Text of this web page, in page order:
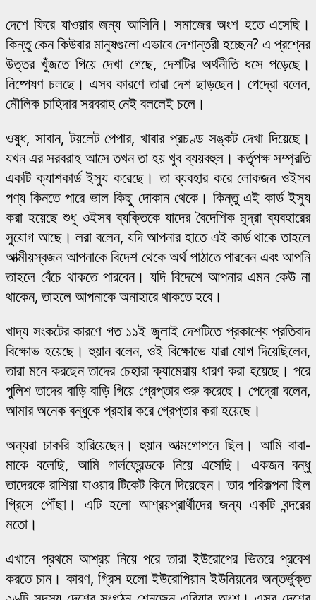
দেশে ফিরে যাওয়ার জন্য আসিনি। সমাজের অংশ হতে এসেছি।
কিন্তু কেন কিউবার মানুষগুলো এভাবে দেশান্তরী হচ্ছেন? এ প্রশ্নের
উত্তর খুঁজতে গিয়ে দেখা গেছে, দেশটির অর্থনীতি ধসে পড়েছে।
নিষ্পেষণ চলছে। এসব কারণে তারা দেশ ছাড়ছেন। পেদ্রো বলেন,
মৌলিক চাহিদার সরবরাহ নেই বললেই চলে।
ওষুধ, সাবান, টয়লেট পেপার, খাবার প্রচণ্ড সঙ্কট দেখা দিয়েছে।
যখন এর সরবরাহ আসে তখন তা হয় খুব ব্যয়বহুল। কর্তৃপক্ষ সম্প্রতি
একটি ক্যাশকার্ড ইস্যু করেছে। তা ব্যবহার করে লোকজন ওইসব
পণ্য কিনতে পারে ভাল কিছু দোকান থেকে। কিন্তু এই কার্ড ইস্যু
করা হয়েছে শুধু ওইসব ব্যক্তিকে যাদের বৈদেশিক মুদ্রা ব্যবহারের
সুযোগ আছে। লরা বলেন, যদি আপনার হাতে এই কার্ড থাকে তাহলে
আত্মীয়স্বজন আপনাকে বিদেশ থেকে অর্থ পাঠাতে পারবেন এবং আপনি
তাহলে বেঁচে থাকতে পারবেন। যদি বিদেশে আপনার এমন কেউ না
থাকেন, তাহলে আপনাকে অনাহারে থাকতে হবে।
খাদ্য সংকটের কারণে গত ১১ই জুলাই দেশটিতে প্রকাশ্যে প্রতিবাদ
বিক্ষোভ হয়েছে। হুয়ান বলেন, ওই বিক্ষোভে যারা যোগ দিয়েছিলেন,
তারা মনে করছেন তাদের চেহারা ক্যামেরায় ধারণ করা হয়েছে। পরে
পুলিশ তাদের বাড়ি বাড়ি গিয়ে গ্রেপ্তার শুরু করেছে। পেদ্রো বলেন,
আমার অনেক বন্ধুকে প্রহার করে গ্রেপ্তার করা হয়েছে।
অন্যরা চাকরি হারিয়েছেন। হুয়ান আত্মগোপনে ছিল। আমি বাবা-
মাকে বলেছি, আমি গার্লফ্রেন্ডকে নিয়ে এসেছি। একজন বন্ধু
তাদেরকে রাশিয়া যাওয়ার টিকেট কিনে দিয়েছেন। তার পরিকল্পনা ছিল
গ্রিসে পৌঁছা। এটি হলো আশ্রয়প্রার্থীদের জন্য একটি বন্দরের
মতো।
এখানে প্রথমে আশ্রয় নিয়ে পরে তারা ইউরোপের ভিতরে প্রবেশ
করতে চান। কারণ, গ্রিস হলো ইউরোপিয়ান ইউনিয়নের অন্তর্ভুক্ত